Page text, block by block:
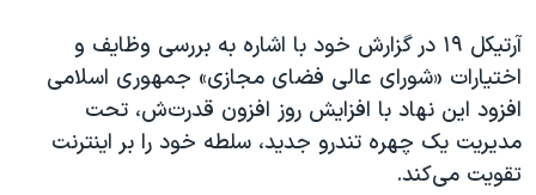
آرتیکل ۱۹ در گزارش خود با اشاره به بررسی وظایف و
اختیارات «شورای عالی فضای مجازی» جمهوری اسلامی
افزود این نهاد با افزایش روز افزون قدرت‌ش، تحت
مدیریت یک چهره تندرو جدید، سلطه خود را بر اینترنت
تقویت می‌کند.